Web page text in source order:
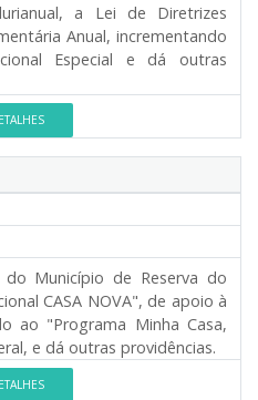
a Lei de Diretrizes
Anual, incrementando
Especial e dá outras
Município de Reserva do
CASA NOVA", de apoio à
ao "Programa Minha Casa,
e dá outras providências.